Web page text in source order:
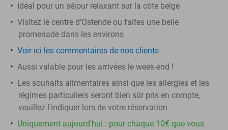
Idéal pour un séjour relaxant sur la côte belge
Visitez le centre d'Ostende ou faites une belle
promenade dans les environs
Voir ici les commentaires de nos clients
Aussi valable pour les arrivées le week-end !
Les souhaits alimentaires ainsi que les allergies et les
régimes particuliers seront bien sûr pris en compte,
veuillez l'indiquer lors de votre réservation
Uniquement aujourd'hui : pour chaque 10€ que vous